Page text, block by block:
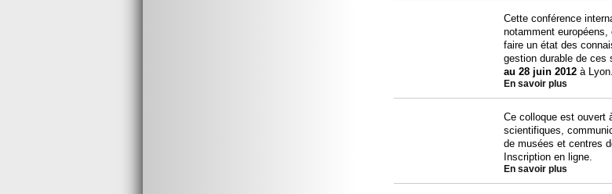
Cette conférence
notamment
faire un état des
gestion durable de ces
au 28 juin 2012 à
En savoir plus
Ce colloque est ouvert
scientifiques,
de musées et centres
Inscription en ligne.
En savoir plus